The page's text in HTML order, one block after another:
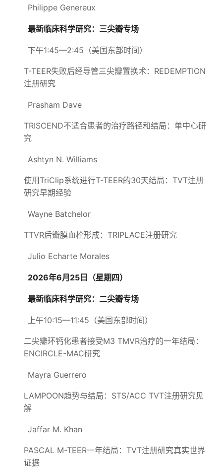
Philippe Genereux
最新临床科学研究：三尖瓣专场
下午1:45—2:45（美国东部时间）
T-TEER失败后经导管三尖瓣置换术：REDEMPTION
注册研究
Prasham Dave
TRISCEND不适合患者的治疗路径和结局：单中心研
究
Ashtyn N. Williams
使用TriClip系统进行T-TEER的30天结局：TVT注册
研究早期经验
Wayne Batchelor
TTVR后瓣膜血栓形成：TRIPLACE注册研究
Julio Echarte Morales
2026年6月25日（星期四）
最新临床科学研究：二尖瓣专场
上午10:15—11:45（美国东部时间）
二尖瓣环钙化患者接受M3 TMVR治疗的一年结局：
ENCIRCLE-MAC研究
Mayra Guerrero
LAMPOON趋势与结局：STS/ACC TVT注册研究见
解
Jaffar M. Khan
PASCAL M-TEER一年结局：TVT注册研究真实世界
证据